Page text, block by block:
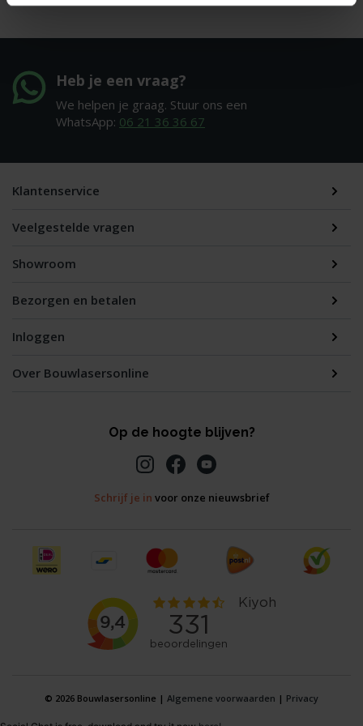
Heb je een vraag?
We helpen je graag. Stuur ons een
WhatsApp: 06 21 36 36 67
Klantenservice
Veelgestelde vragen
Showroom
Bezorgen en betalen
Inloggen
Over Bouwlasersonline
Op de hoogte blijven?
Schrijf je in voor onze nieuwsbrief
© 2026 Bouwlasersonline | Algemene voorwaarden | Privacy